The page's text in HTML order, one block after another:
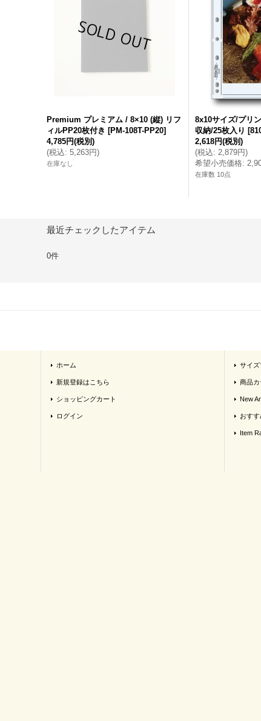
Premium プレミアム / 8×10 (縦) リフ
ィルPP20枚付き [PM-108T-PP20]
4,785円(税別)
(税込: 5,263円)
在庫なし
8x10サイズ/プリ
収納/25枚入り [
2,618円(税別)
(税込: 2,879円)
希望小売価格:
在庫数 10点
最近チェックしたアイテム
0件
ホーム
新規登録はこちら
ショッピングカート
ログイン
サイ
商品
New
おす
Item